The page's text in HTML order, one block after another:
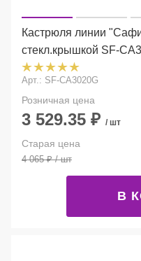
Кастрюля линии "Сафия" 3л.
стекл.крышкой SF-
Арт.: SF-CA3020G
Розничная цена
3 529.35 ₽ / шт
Старая цена
4 065₽/ шт
В